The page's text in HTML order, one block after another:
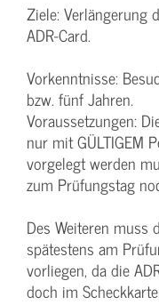
Ziele: Verlängerung
ADR-Card.
Vorkenntnisse:
bzw. fünf Jahren.
Voraussetzungen:
nur mit GÜLTIGEM
vorgelegt werden
zum Prüfungstag
Des Weiteren muss
spätestens am
vorliegen, da die
doch im